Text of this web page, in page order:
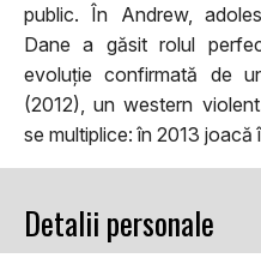
public. În Andrew,
Dane a găsit rolul
evoluție confirmată de
(2012), un western
se multiplice: în 2013 joacă
Detalii personale